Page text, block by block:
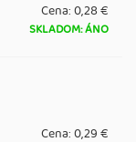
Cena:0,28 €
SKLADOM: ÁNO
Cena:0,29 €